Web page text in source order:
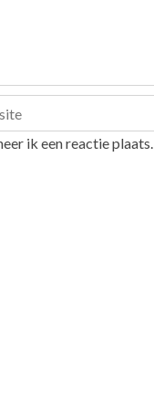
ik een reactie plaats.